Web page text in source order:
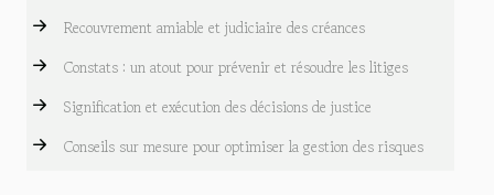
Recouvrement amiable et judiciaire des créances
Constats : un atout pour prévenir et résoudre les litiges
Signification et exécution des décisions de justice
Conseils sur mesure pour optimiser la gestion des risques